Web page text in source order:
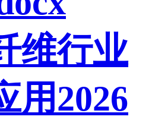
维行业
用2026